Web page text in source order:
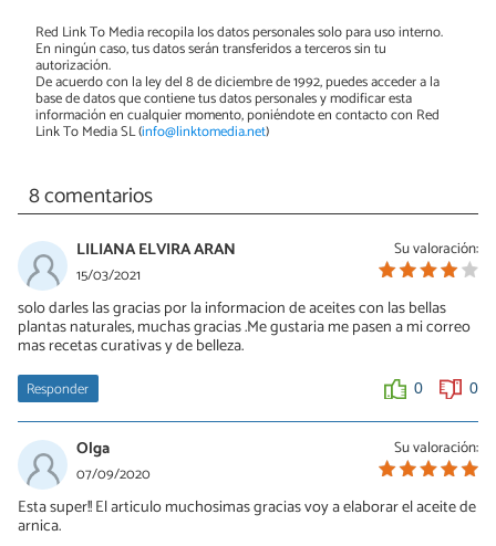
Red Link To Media recopila los datos personales solo para uso interno.
En ningún caso, tus datos serán transferidos a terceros sin tu
autorización.
De acuerdo con la ley del 8 de diciembre de 1992, puedes acceder a la
base de datos que contiene tus datos personales y modificar esta
información en cualquier momento, poniéndote en contacto con Red
Link To Media SL (info@linktomedia.net)
8 comentarios
Su valoración:
LILIANA ELVIRA ARAN
15/03/2021
solo darles las gracias por la informacion de aceites con las bellas
plantas naturales, muchas gracias .Me gustaria me pasen a mi correo
mas recetas curativas y de belleza.
Responder 0 0
Su valoración:
Olga
07/09/2020
Esta super!! El articulo muchosimas gracias voy a elaborar el aceite de
arnica.